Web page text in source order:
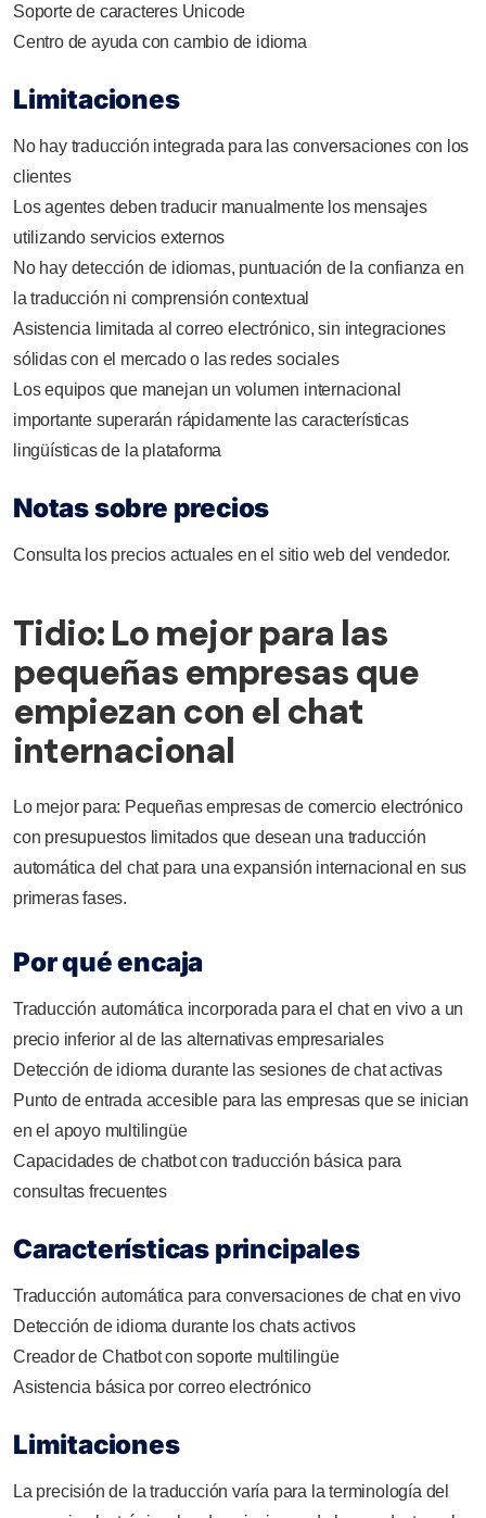
Soporte de caracteres Unicode
Centro de ayuda con cambio de idioma
Limitaciones
No hay traducción integrada para las conversaciones con los
clientes
Los agentes deben traducir manualmente los mensajes
utilizando servicios externos
No hay detección de idiomas, puntuación de la confianza en
la traducción ni comprensión contextual
Asistencia limitada al correo electrónico, sin integraciones
sólidas con el mercado o las redes sociales
Los equipos que manejan un volumen internacional
importante superarán rápidamente las características
lingüísticas de la plataforma
Notas sobre precios
Consulta los precios actuales en el sitio web del vendedor.
Tidio: Lo mejor para las
pequeñas empresas que
empiezan con el chat
internacional
Lo mejor para: Pequeñas empresas de comercio electrónico
con presupuestos limitados que desean una traducción
automática del chat para una expansión internacional en sus
primeras fases.
Por qué encaja
Traducción automática incorporada para el chat en vivo a un
precio inferior al de las alternativas empresariales
Detección de idioma durante las sesiones de chat activas
Punto de entrada accesible para las empresas que se inician
en el apoyo multilingüe
Capacidades de chatbot con traducción básica para
consultas frecuentes
Características principales
Traducción automática para conversaciones de chat en vivo
Detección de idioma durante los chats activos
Creador de Chatbot con soporte multilingüe
Asistencia básica por correo electrónico
Limitaciones
La precisión de la traducción varía para la terminología del